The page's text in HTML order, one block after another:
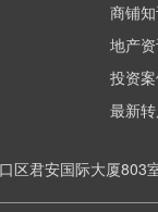
商铺
地产
投资
最新
君安国际大厦803